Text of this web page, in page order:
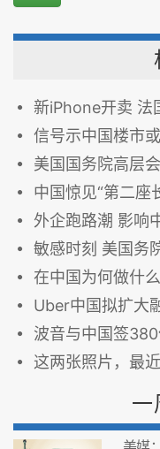
新iPhone开卖 法
信号示中国楼市
美国国务院高层
中国惊见“第二座
外企跑路潮 影响
敏感时刻 美国务
在中国为何做什
Uber中国拟扩大
波音与中国签380亿
这两张照片，最近在全世
一